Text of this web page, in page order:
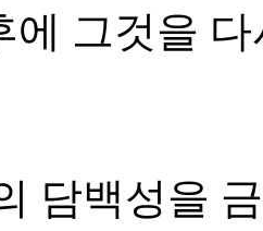
에 그것을
담백성을